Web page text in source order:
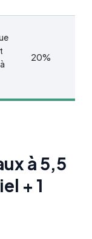
20%
à 5,5
+ 1